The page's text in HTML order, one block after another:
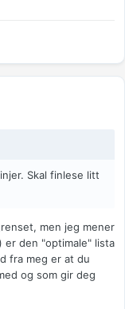
Skal finlese litt
men jeg mener
er den "optimale" lista
fra meg er at du
og som gir deg